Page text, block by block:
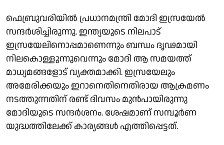
ഫെബ്രുവരിയില്‍ പ്രധാനമന്ത്രി മോദി ഇസ്രയേല്‍
സന്ദര്‍ശിച്ചിരുന്നു. ഇന്ത്യയുടെ നിലപാട്
ഇസ്രയേലിനൊപ്പമാണെന്നും ബന്ധം ദൃഢമായി
നിലകൊള്ളുന്നുവെന്നും മോദി ആ സമയത്ത്
മാധ്യമങ്ങളോട് വ്യക്തമാക്കി. ഇസ്രയേലും
അമേരിക്കയും ഇറാനെതിനെതിരായ ആക്രമണം
നടത്തുന്നതിന് രണ്ട് ദിവസം മുന്‍പായിരുന്നു
മോദിയുടെ സന്ദര്‍ശനം. ശേഷമാണ് സമ്പൂര്‍ണ
യുദ്ധത്തിലേക്ക് കാര്യങ്ങള്‍ എത്തിപ്പെട്ടത്.